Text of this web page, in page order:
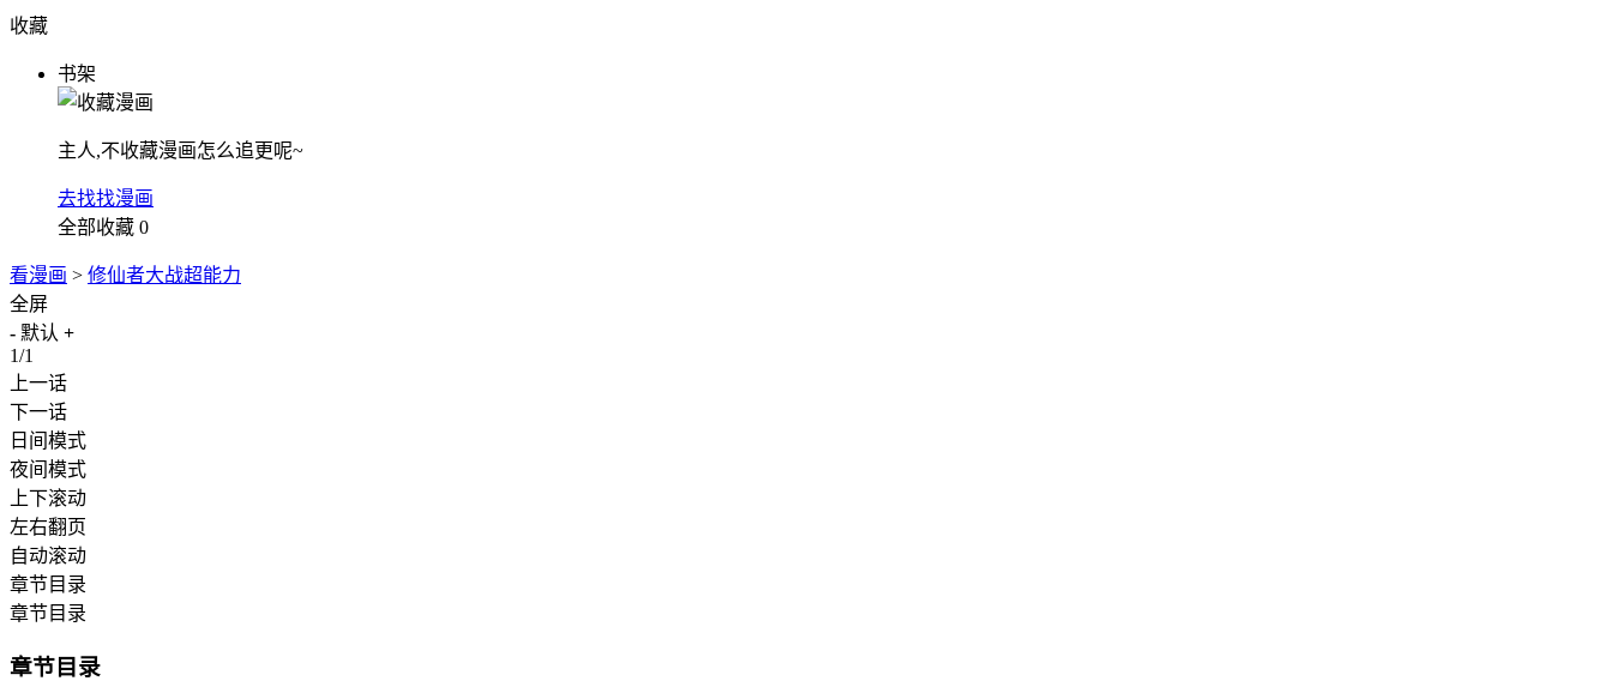
收藏
书架
主人,不收藏漫画怎么追更呢~
去找找漫画
全部收藏 0
看漫画 > 修仙者大战超能力
全屏
- 默认 +
1/1
上一话
下一话
日间模式
夜间模式
上下滚动
左右翻页
自动滚动
章节目录
章节目录
章节目录